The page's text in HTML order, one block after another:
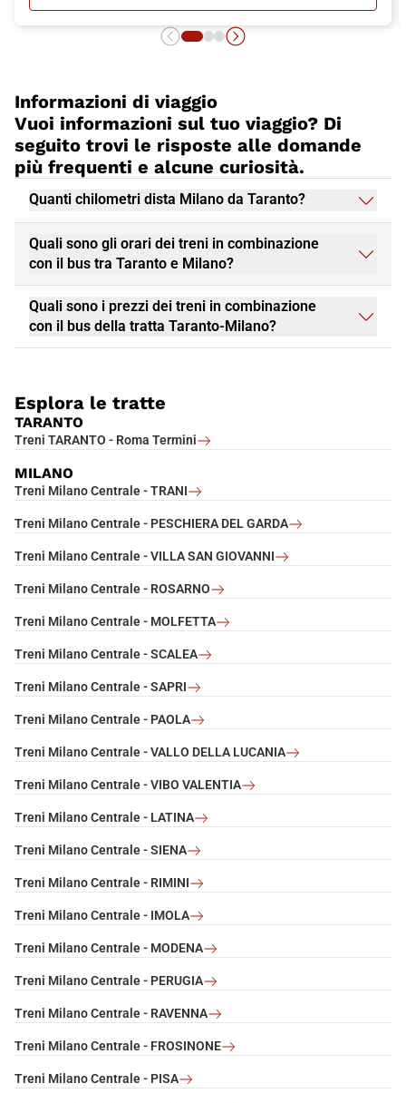
un'esperienza unica!
Informazioni di viaggio
Vuoi informazioni sul tuo viaggio? Di
seguito trovi le risposte alle domande
più frequenti e alcune curiosità.
Quanti chilometri dista Milano da Taranto?
Quali sono gli orari dei treni in combinazione
con il bus tra Taranto e Milano?
Quali sono i prezzi dei treni in combinazione
con il bus della tratta Taranto-Milano?
Esplora le tratte
TARANTO
Treni TARANTO - Roma Termini
MILANO
Treni Milano Centrale - TRANI
Treni Milano Centrale - PESCHIERA DEL GARDA
Treni Milano Centrale - VILLA SAN GIOVANNI
Treni Milano Centrale - ROSARNO
Treni Milano Centrale - MOLFETTA
Treni Milano Centrale - SCALEA
Treni Milano Centrale - SAPRI
Treni Milano Centrale - PAOLA
Treni Milano Centrale - VALLO DELLA LUCANIA
Treni Milano Centrale - VIBO VALENTIA
Treni Milano Centrale - LATINA
Treni Milano Centrale - SIENA
Treni Milano Centrale - RIMINI
Treni Milano Centrale - IMOLA
Treni Milano Centrale - MODENA
Treni Milano Centrale - PERUGIA
Treni Milano Centrale - RAVENNA
Treni Milano Centrale - FROSINONE
Treni Milano Centrale - PISA